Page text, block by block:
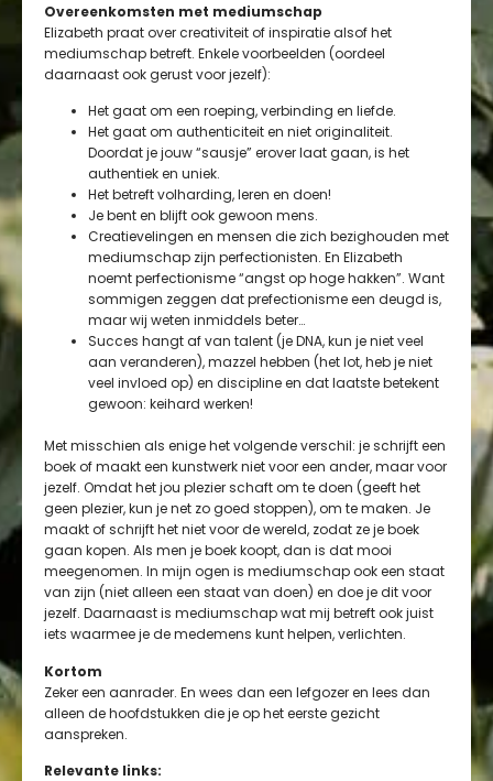
Overeenkomsten met mediumschap
Elizabeth praat over creativiteit of inspiratie alsof het
mediumschap betreft. Enkele voorbeelden (oordeel
daarnaast ook gerust voor jezelf):
Het gaat om een roeping, verbinding en liefde.
Het gaat om authenticiteit en niet originaliteit.
Doordat je jouw “sausje” erover laat gaan, is het
authentiek en uniek.
Het betreft volharding, leren en doen!
Je bent en blijft ook gewoon mens.
Creatievelingen en mensen die zich bezighouden met
mediumschap zijn perfectionisten. En Elizabeth
noemt perfectionisme “angst op hoge hakken”. Want
sommigen zeggen dat prefectionisme een deugd is,
maar wij weten inmiddels beter…
Succes hangt af van talent (je DNA, kun je niet veel
aan veranderen), mazzel hebben (het lot, heb je niet
veel invloed op) en discipline en dat laatste betekent
gewoon: keihard werken!
Met misschien als enige het volgende verschil: je schrijft een
boek of maakt een kunstwerk niet voor een ander, maar voor
jezelf. Omdat het jou plezier schaft om te doen (geeft het
geen plezier, kun je net zo goed stoppen), om te maken. Je
maakt of schrijft het niet voor de wereld, zodat ze je boek
gaan kopen. Als men je boek koopt, dan is dat mooi
meegenomen. In mijn ogen is mediumschap ook een staat
van zijn (niet alleen een staat van doen) en doe je dit voor
jezelf. Daarnaast is mediumschap wat mij betreft ook juist
iets waarmee je de medemens kunt helpen, verlichten.
Kortom
Zeker een aanrader. En wees dan een lefgozer en lees dan
alleen de hoofdstukken die je op het eerste gezicht
aanspreken.
Relevante links: